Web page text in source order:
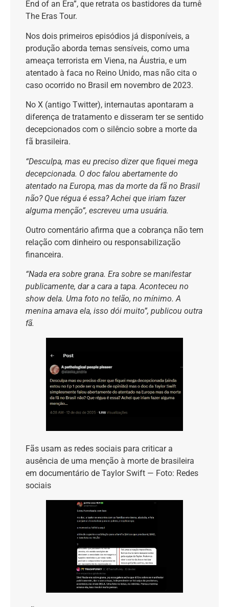
End of an Era”, que retrata os bastidores da turnê
The Eras Tour.
Nos dois primeiros episódios já disponíveis, a
produção aborda temas sensíveis, como uma
ameaça terrorista em Viena, na Áustria, e um
atentado à faca no Reino Unido, mas não cita o
caso ocorrido no Brasil em novembro de 2023.
No X (antigo Twitter), internautas apontaram a
diferença de tratamento e disseram ter se sentido
decepcionados com o silêncio sobre a morte da
fã brasileira.
“Desculpa, mas eu preciso dizer que fiquei mega
decepcionada. O doc falou abertamente do
atentado na Europa, mas da morte da fã no Brasil
não? Que régua é essa? Achei que iriam fazer
alguma menção”, escreveu uma usuária.
Outro comentário afirma que a cobrança não tem
relação com dinheiro ou responsabilização
financeira.
“Nada era sobre grana. Era sobre se manifestar
publicamente, dar a cara a tapa. Aconteceu no
show dela. Uma foto no telão, no mínimo. A
menina amava ela, isso dói muito”, publicou outra
fã.
Fãs usam as redes sociais para criticar a
ausência de uma menção à morte de brasileira
em documentário de Taylor Swift — Foto: Redes
sociais